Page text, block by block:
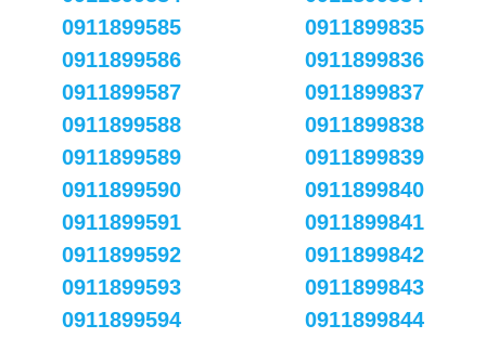
0911899585
0911899586
0911899587
0911899588
0911899589
0911899590
0911899591
0911899592
0911899593
0911899594
0911899835
0911899836
0911899837
0911899838
0911899839
0911899840
0911899841
0911899842
0911899843
0911899844